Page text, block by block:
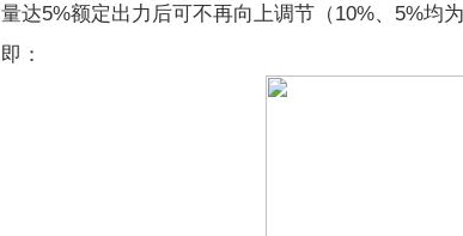
量达5%额定出力后可不再向上调节（10%、5%均
即：